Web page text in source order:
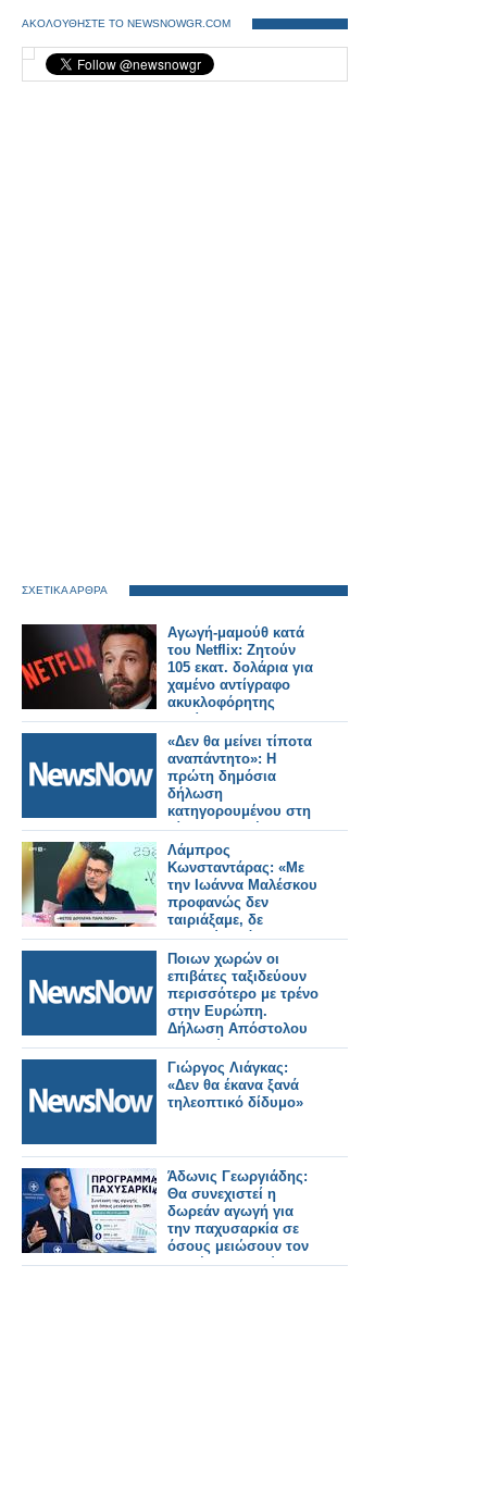
ΑΚΟΛΟΥΘΗΣΤΕ ΤΟ NEWSNOWGR.COM
ΣΧΕΤΙΚΑ ΑΡΘΡΑ
Αγωγή-μαμούθ κατά
του Netflix: Ζητούν
105 εκατ. δολάρια για
χαμένο αντίγραφο
ακυκλοφόρητης
ταινίας
«Δεν θα μείνει τίποτα
αναπάντητο»: Η
πρώτη δημόσια
δήλωση
κατηγορουμένου στη
δίκη για τα Τέμπη .
Λάμπρος
Κωνσταντάρας: «Με
την Ιωάννα Μαλέσκου
προφανώς δεν
ταιριάξαμε, δε
μετανιώνω όμως για
την επιλογή που
έκανα»
Ποιων χωρών οι
επιβάτες ταξιδεύουν
περισσότερο με τρένο
στην Ευρώπη.
Δήλωση Απόστολου
Τζιτζικώστα.
Γιώργος Λιάγκας:
«Δεν θα έκανα ξανά
τηλεοπτικό δίδυμο»
Άδωνις Γεωργιάδης:
Θα συνεχιστεί η
δωρεάν αγωγή για
την παχυσαρκία σε
όσους μειώσουν τον
BMI έως τον Ιούνιο